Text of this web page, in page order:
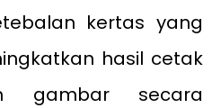
kertas yang
hasil cetak
gambar secara